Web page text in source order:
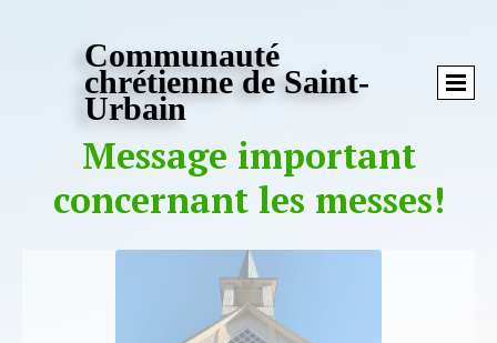
Communauté
chrétienne de Saint-
Urbain
Message important
concernant les messes!